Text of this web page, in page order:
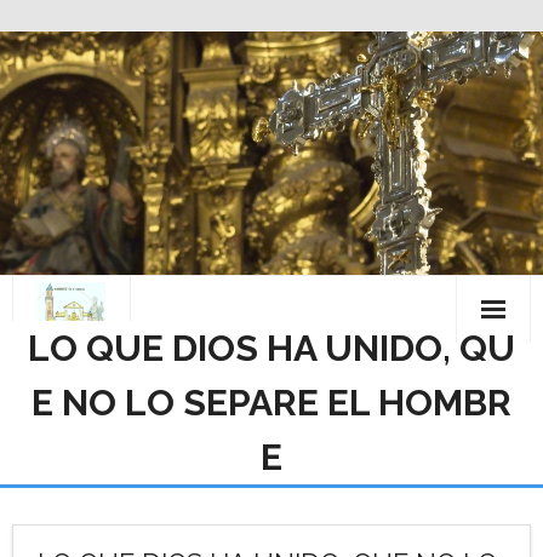
Saltar
al
contenido
LO QUE DIOS HA UNIDO, QU
E NO LO SEPARE EL HOMBR
E